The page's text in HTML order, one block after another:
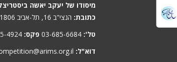
מיסודו של יעקב יאשה
כתובת: הנצי"ב 16, תל-אביב 6701806, ישראל
טל': 03-685-6684 פקס: 4924
דוא"ל: